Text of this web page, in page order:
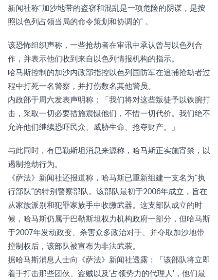
新闻社称“加沙地带的盗窃和混乱是一项危险的阴谋，是按
照以色列占领当局的命令策划和协调的” 。
该恐怖组织声称，一些抢劫者在审讯中承认曾与以色列合
作，并表示他们收到来自以色列情报机构的指示。
哈马斯控制的加沙内政部指控以色列国防军在追捕抢劫者过
程中打死一名警察，并打伤数名其他警员。
内政部于周六发表声明称：「我们将对这些叛徒予以铁腕打
击，采取一切必要措施震慑他们，不惜一切代价。我们绝不
允许他们继续恐吓民众、威胁生命、抢夺财产。」
与此同时，有巴勒斯坦消息来源称，哈马斯正实施宵禁，以
遏制抢劫行为。
《萨法》新闻社还报道称，哈马斯已重新组建一支名为“执
行部队”的特别警察部队。该部队最初于2006年成立，旨在
从家族派别和犯罪家族手中收缴武器。这支部队成立的时
候，哈马斯仍属于巴勒斯坦权力机构政府一部分，但哈马斯
于2007年发动政变、杀害众多政治对手、并夺取加沙地带
控制权后，该部队被宣布为非法武装。
据哈马斯消息人士向《萨法》新闻社透露：「该部队将立即
着手打击那些团伙、盗贼以及‘占领势力的代理人’，他们最